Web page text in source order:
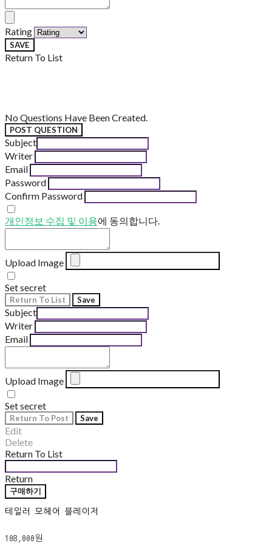
Rating
SAVE
Return To List
No Questions Have Been Created.
POST QUESTION
Subject
Writer
Email
Password
Confirm Password
개인정보 수집 및 이용에 동의합니다.
Upload Image
Set secret
Return To List Save
Subject
Writer
Email
Upload Image
Set secret
Return To Post Save
Edit
Delete
Return To List
Return
구매하기
테일러 모헤어 블레이저
108,000원